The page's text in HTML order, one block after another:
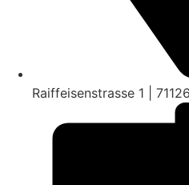
Raiffeisenstrasse 1 |